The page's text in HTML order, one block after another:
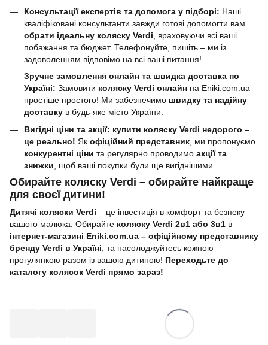
Консультації експертів та допомога у підборі: Наші
кваліфіковані консультанти завжди готові допомогти вам
обрати ідеальну коляску Verdi , враховуючи всі ваші
побажання та бюджет. Телефонуйте, пишіть – ми із
задоволенням відповімо на всі ваші питання!
Зручне замовлення онлайн та швидка доставка по
Україні: Замовити коляску Verdi онлайн на Eniki.com.ua –
простіше простого! Ми забезпечимо швидку та надійну
доставку в будь-яке місто України.
Вигідні ціни та акції: купити коляску Verdi недорого –
це реально! Як офіційний представник , ми пропонуємо
конкурентні ціни та регулярно проводимо акції та
знижки , щоб ваші покупки були ще вигіднішими.
Обирайте коляску Verdi – обирайте найкраще
для своєї дитини!
Дитячі коляски Verdi – це інвестиція в комфорт та безпеку
вашого малюка. Обирайте коляску Verdi 2в1 або 3в1 в
інтернет-магазині Eniki.com.ua – офіційному представнику
бренду Verdi в Україні, та насолоджуйтесь кожною
прогулянкою разом із вашою дитиною! Переходьте до
каталогу колясок Verdi прямо зараз!